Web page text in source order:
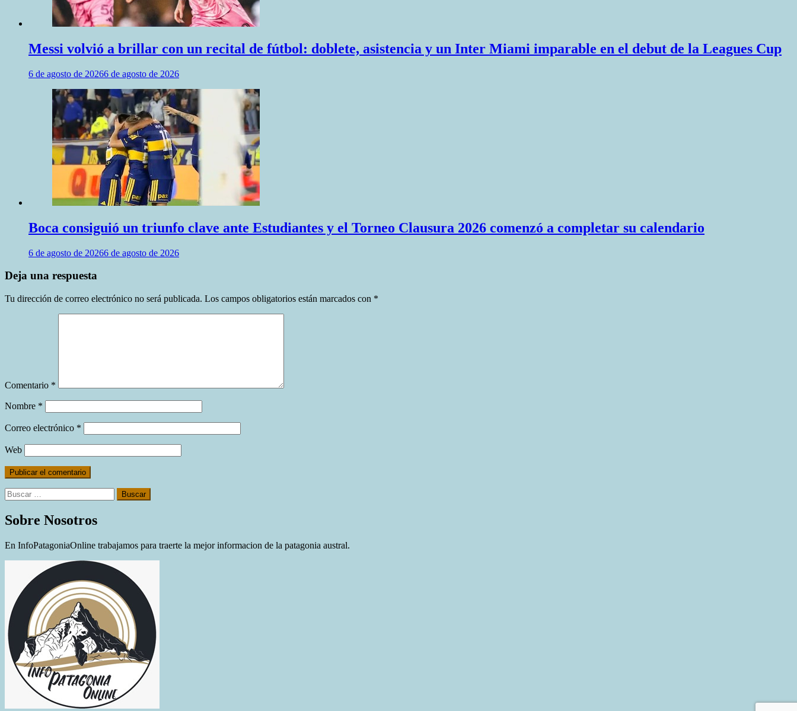
Messi volvió a brillar con un recital de fútbol: doblete, asistencia y un Inter Miami imparable en el debut de la Leagues Cup
6 de agosto de 20266 de agosto de 2026
Boca consiguió un triunfo clave ante Estudiantes y el Torneo Clausura 2026 comenzó a completar su calendario
6 de agosto de 20266 de agosto de 2026
Deja una respuesta
Tu dirección de correo electrónico no será publicada. Los campos obligatorios están marcados con *
Comentario *
Nombre *
Correo electrónico *
Web
Buscar:
Sobre Nosotros
En InfoPatagoniaOnline trabajamos para traerte la mejor informacion de la patagonia austral.